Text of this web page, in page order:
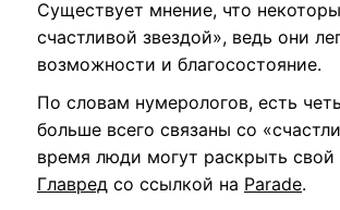
Существует мнение, что
счастливой звездой», ведь они
возможности и благосостояние.
По словам нумерологов, есть
больше всего связаны со
время люди могут раскрыть
Главред со ссылкой на Parade.